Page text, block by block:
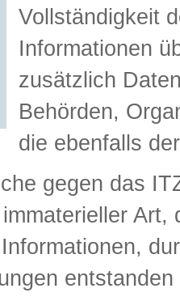
Vollständigkeit
Informationen
zusätzlich
Behörden,
die ebenfalls
gegen das